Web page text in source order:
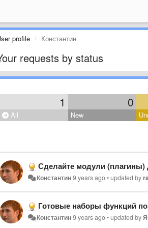
profile Константин
requests by status
1 0
All New
Сделайте модули (плагины) для
Константин9 years ago•updated by
Готовые наборы функций
Константин9 years ago•updated by